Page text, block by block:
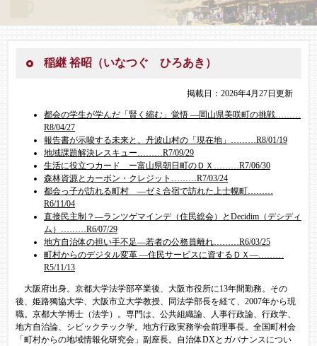
稲継 裕昭（いなつぐ ひろあき）
掲載日：2026年4月27日更新
都会の学生が学んだ「賢く縮む」覚悟 ―岡山県美咲町の挑戦………
R8/04/27​
報告書が示唆する未来と、丹波山村の「現在地」………R8/01/19​
地域課題解決レスキュー………R7/09/29​
生活に役立つカード ー富山県朝日町のＤＸ………R7/06/30​
森林資源とカーボン・クレジット………R7/03/24​
都会っ子が訪れる町村 ―ゼミ合宿で訪れた上士幌町………
R6/11/04​
直接民主制？―ランツゲマインデ（住民総会）とDecidim（デシディ
ム）………R6/07/29​
地方自治体の担い手不足―若者の公務員離れ………R6/03/25​
町村からのデジタル変革 ―住民サービスに資するＤＸ―………
R5/11/13​
大阪府出身。京都大学法学部卒業後、大阪市役所に13年間勤務。その
後、姫路獨協大学、大阪市立大学教授、同法学部長を経て、2007年から現
職。京都大学博士（法学）。専門は、公共組織論、人事行政論、行政学、
地方自治論、シビックテック学。地方行政実務学会前理事長。全国町村会
「町村からの地域情報化研究会」副座長。自治体DXとガバナンスについ